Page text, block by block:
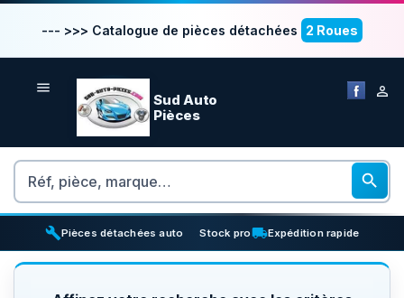
--- >>> Catalogue de pièces détachées 2 Roues
 
Sud Auto
Pièces
Rechercher

buildPièces détachées auto inventory_2
Stock prolocal_shippingExpédition rapide